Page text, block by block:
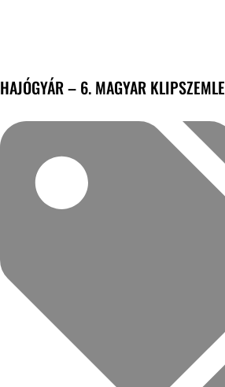
HAJÓGYÁR – 6. MAGYAR KLIPSZEMLE